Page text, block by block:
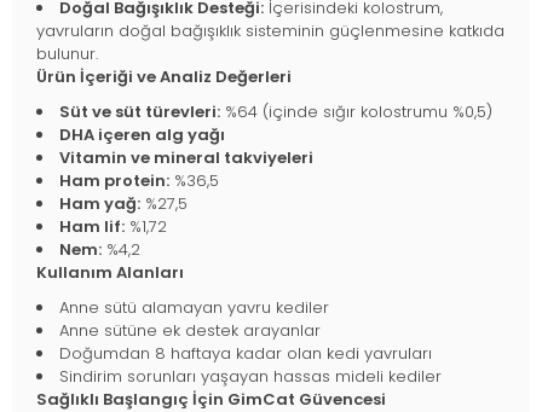
Doğal Bağışıklık Desteği: İçerisindeki kolostrum,
yavruların doğal bağışıklık sisteminin güçlenmesine katkıda
bulunur.
Ürün İçeriği ve Analiz Değerleri
Süt ve süt türevleri: %64 (içinde sığır kolostrumu %0,5)
DHA içeren alg yağı
Vitamin ve mineral takviyeleri
Ham protein: %36,5
Ham yağ: %27,5
Ham lif: %1,72
Nem: %4,2
Kullanım Alanları
Anne sütü alamayan yavru kediler
Anne sütüne ek destek arayanlar
Doğumdan 8 haftaya kadar olan kedi yavruları
Sindirim sorunları yaşayan hassas mideli kediler
Sağlıklı Başlangıç İçin GimCat Güvencesi